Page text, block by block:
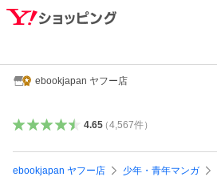
ebookjapan ヤフー店
4.65（4,567件）
ebookjapan ヤフー店 少年・青年マンガ